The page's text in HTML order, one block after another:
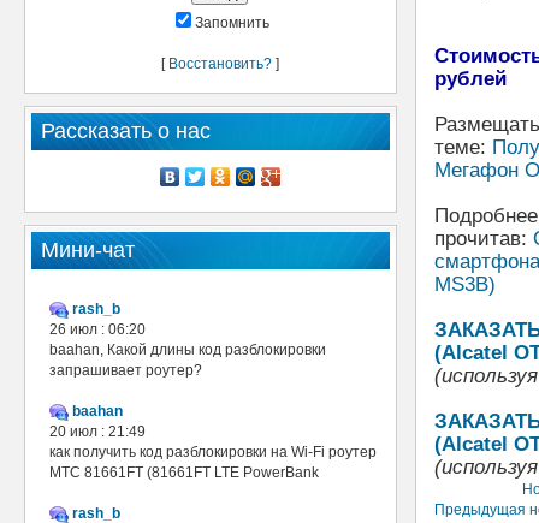
Запомнить
[ Восстановить?]
Рассказать о нас
Мини-чат
rash_b
26 июл : 06:20
baahan, Какой длины код разблокировки
запрашивает роутер?
baahan
20 июл : 21:49
как получить код разблокировки на Wi-Fi роутер
МТС 81661FT (81661FT LTE PowerBank
rash_b
рублей
теме:
Мегафон
прочитав:
MS3B)
(Alcatel
(Alcatel
Предыдущая